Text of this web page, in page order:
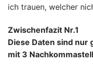
ich trauen, welcher
Zwischenfazit Nr.1
Diese Daten sind nur
mit 3